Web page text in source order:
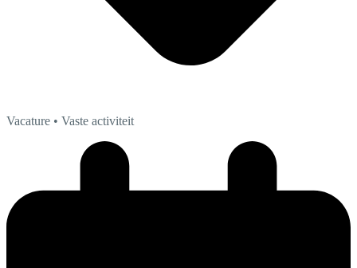
Vacature • Vaste activiteit